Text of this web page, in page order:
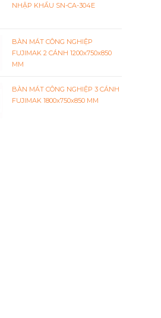
NHẬP KHẨU SN-CA-304E
BÀN MÁT CÔNG NGHIỆP
FUJIMAK 2 CÁNH 1200x750x850
MM
BÀN MÁT CÔNG NGHIỆP 3 CÁNH
FUJIMAK 1800x750x850 MM